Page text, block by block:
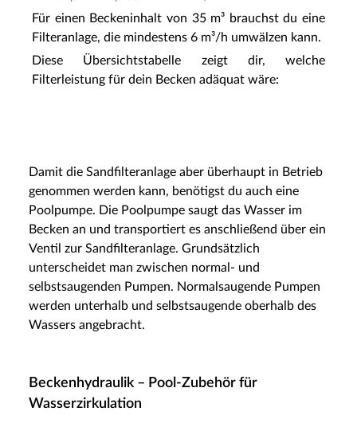
Für einen Beckeninhalt von 35 m³ brauchst du eine
Filteranlage, die mindestens 6 m³/h umwälzen kann.
Diese Übersichtstabelle zeigt dir, welche
Filterleistung für dein Becken adäquat wäre:
Damit die Sandfilteranlage aber überhaupt in Betrieb
genommen werden kann, benötigst du auch eine
Poolpumpe. Die Poolpumpe saugt das Wasser im
Becken an und transportiert es anschließend über ein
Ventil zur Sandfilteranlage. Grundsätzlich
unterscheidet man zwischen normal- und
selbstsaugenden Pumpen. Normalsaugende Pumpen
werden unterhalb und selbstsaugende oberhalb des
Wassers angebracht.
Beckenhydraulik – Pool-Zubehör für
Wasserzirkulation